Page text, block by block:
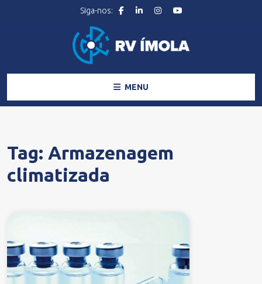
MENU
Tag: Armazenagem
climatizada